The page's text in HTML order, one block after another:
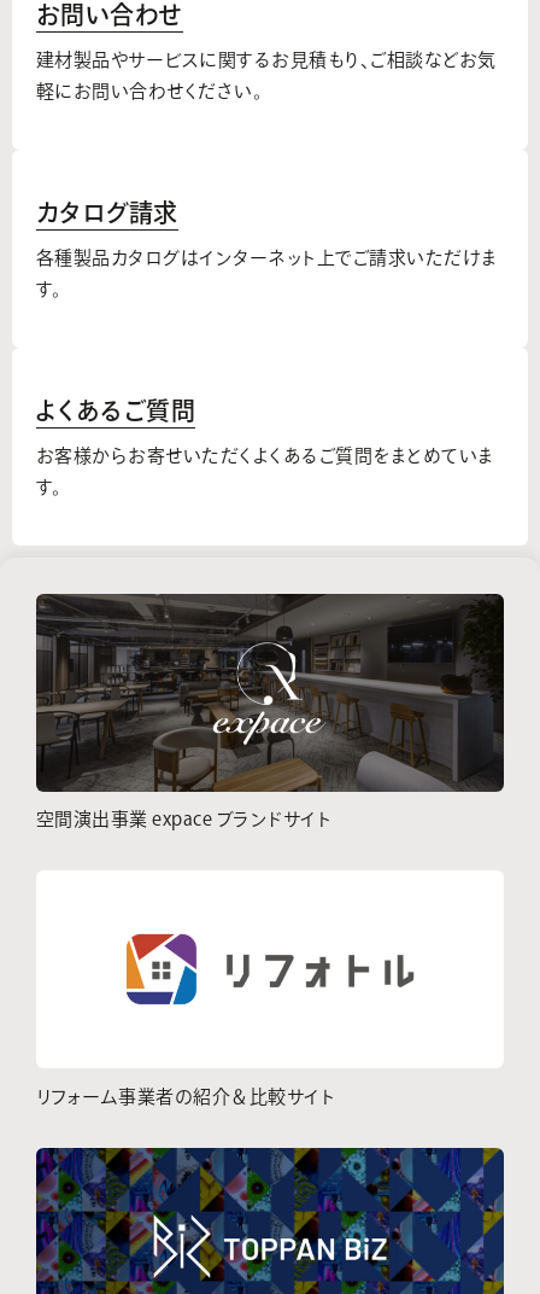
お問い合わせ
建材製品やサービスに関するお見積もり、 ご相談などお気
軽にお問い合わせください。
カタログ請求
各種製品カタログはインターネット上でご請求いただけま
す。
よくあるご質問
お客様からお寄せいただくよくあるご質問をまとめていま
す。
空間演出事業 expace ブランドサイト
リフォーム事業者の紹介＆比較サイト